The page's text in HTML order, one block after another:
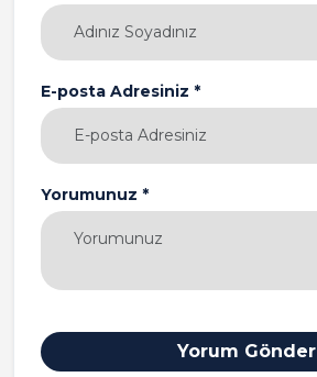
E-posta Adresiniz *
Yorumunuz *
Yorum Gönder